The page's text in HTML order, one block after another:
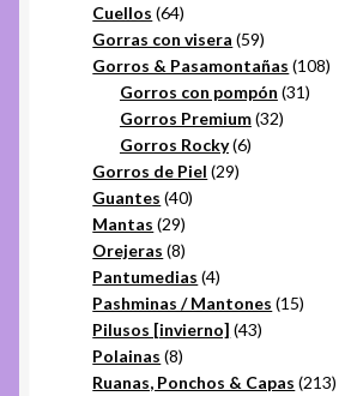
Cuellos 6464
productos
Gorras con visera 5959
productos
Gorros & Pasamontañas 108108
Gorros con pompón 3131
Gorros Premium 3232
Gorros Rocky 66
Gorros de Piel 2929
Guantes 4040
Mantas 2929
productos
Orejeras 88
productos
Pantumedias 44
productos
Pashminas / Mantones 1515
Pilusos [invierno] 4343
Polainas 88
productos
Ruanas, Ponchos & Capas 213213